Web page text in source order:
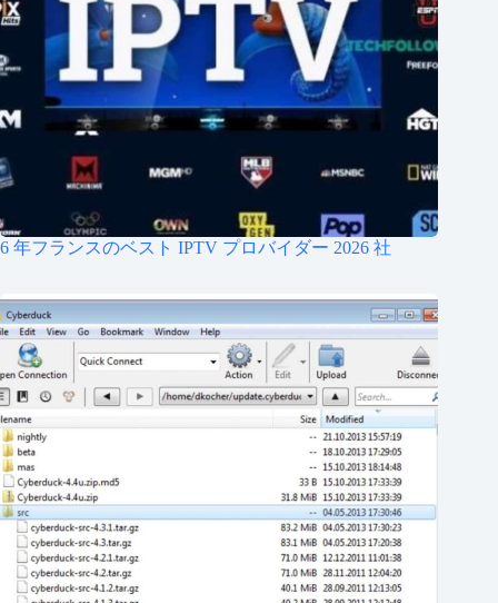
6 年フランスのベスト IPTV プロバイダー 2026 社